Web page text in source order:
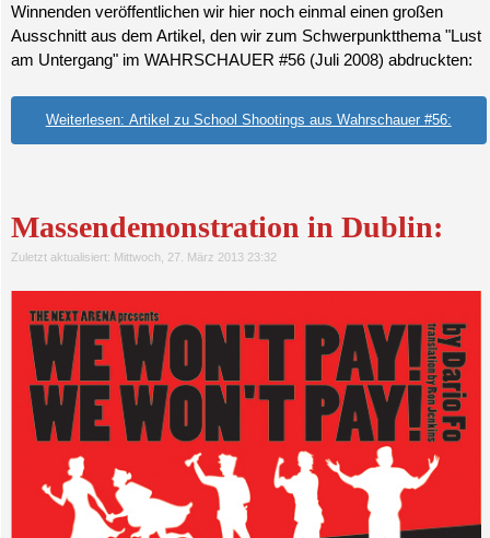
Winnenden veröffentlichen wir hier noch einmal einen großen
Ausschnitt aus dem Artikel, den wir zum Schwerpunktthema "Lust
am Untergang" im WAHRSCHAUER #56 (Juli 2008) abdruckten:
Weiterlesen: Artikel zu School Shootings aus Wahrschauer #56:
Massendemonstration in Dublin:
Zuletzt aktualisiert: Mittwoch, 27. März 2013 23:32